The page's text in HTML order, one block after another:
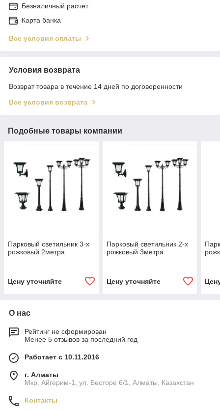
Безналичный расчет
Карта банка
Все условия оплаты
Условия возврата
Возврат товара в течение 14 дней по договоренности
Все условия возврата
Подобные товары компании
Парковый светильник 3-х
рожковый 2метра
Цену уточняйте
Парковый светильник 2-х
рожковый 3метра
Цену уточняйте
О нас
Рейтинг не сформирован
Менее 5 отзывов за последний год
Работает с 10.11.2016
г. Алматы
Мкр. Айгерим-1, ул. Бесторе 6/1, Алматы, Казахстан
Контакты